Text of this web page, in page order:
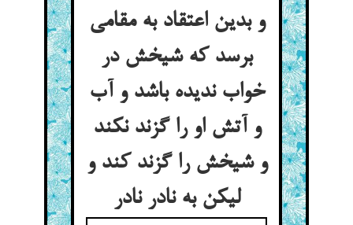
و بدین اعتقاد به مقامی
برسد که شیخش در
خواب ندیده باشد و آب
و آتش او را گزند نکند
و شیخش را گزند کند و
لیکن به نادر نادر